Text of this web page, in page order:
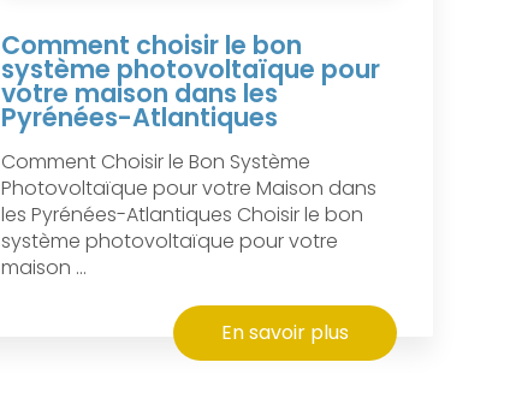
Comment choisir le bon
système photovoltaïque pour
votre maison dans les
Pyrénées-Atlantiques
Comment Choisir le Bon Système
Photovoltaïque pour votre Maison dans
les Pyrénées-Atlantiques Choisir le bon
système photovoltaïque pour votre
maison ...
En savoir plus